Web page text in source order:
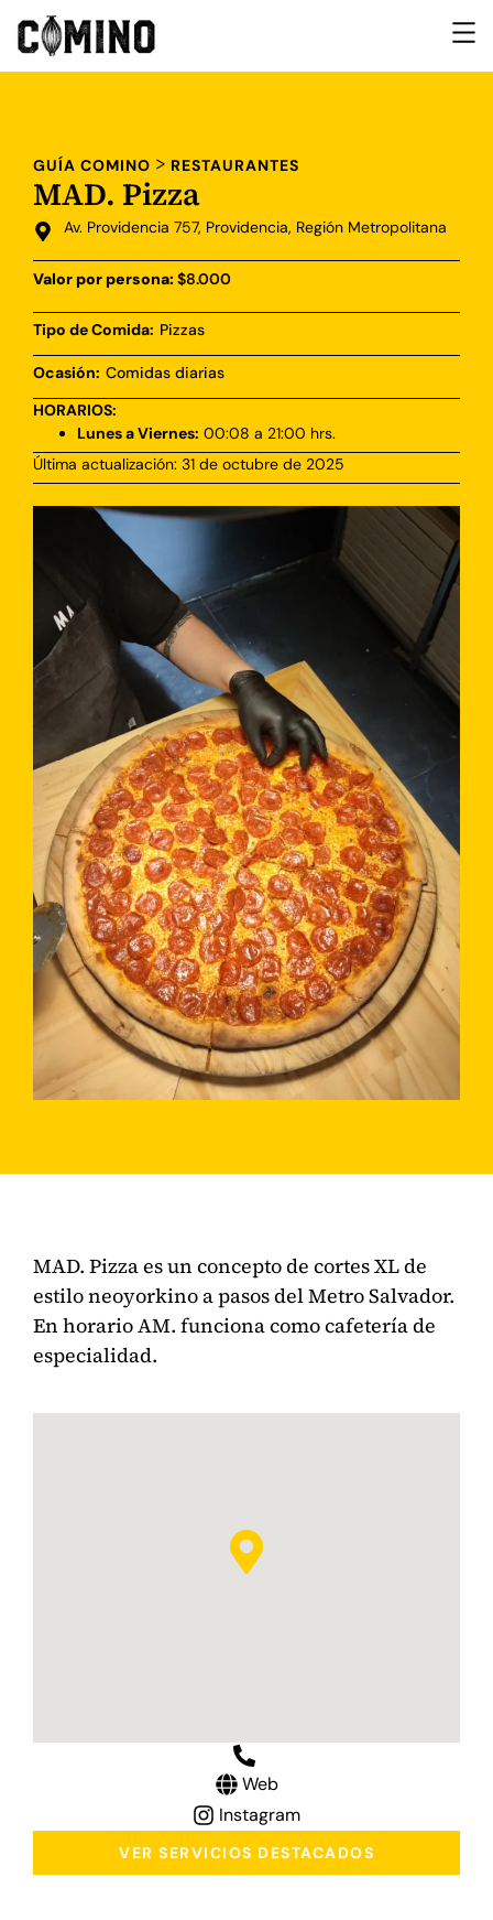
GUÍA COMINO > RESTAURANTES
MAD. Pizza
Av. Providencia 757, Providencia, Región Metropolitana
Valor por persona: $8.000
Tipo de Comida: Pizzas
Ocasión: Comidas diarias
HORARIOS:
Lunes a Viernes: 00:08 a 21:00 hrs.
Última actualización: 31 de octubre de 2025
Web
Instagram
VER SERVICIOS DESTACADOS
MAD. Pizza es un concepto de cortes XL de
estilo neoyorkino a pasos del Metro Salvador.
En horario AM. funciona como cafetería de
especialidad.